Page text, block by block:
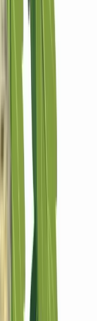
Hybrid Strains